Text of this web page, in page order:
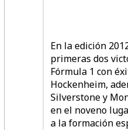
En la edición
primeras dos
Fórmula 1 con
Hockenheim,
Silverstone y
en el noveno
a la formación